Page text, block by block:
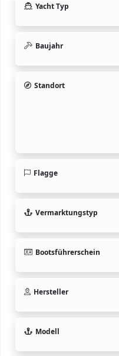
Yacht Typ
Baujahr
Standort
Flagge
Vermarktungstyp
Bootsführerschein
Hersteller
Modell